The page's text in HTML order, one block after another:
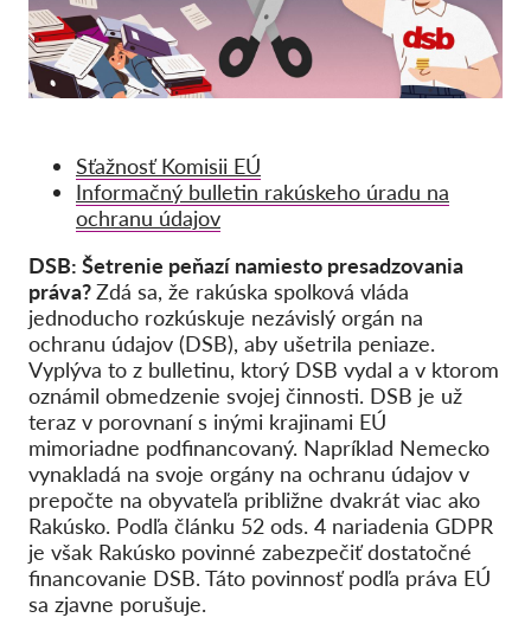
Sťažnosť Komisii EÚ
Informačný bulletin rakúskeho úradu na
ochranu údajov
DSB: Šetrenie peňazí namiesto presadzovania
práva?Zdá sa, že rakúska spolková vláda
jednoducho rozkúskuje nezávislý orgán na
ochranu údajov (DSB), aby ušetrila peniaze.
Vyplýva to z bulletinu, ktorý DSB vydal a v ktorom
oznámil obmedzenie svojej činnosti. DSB je už
teraz v porovnaní s inými krajinami EÚ
mimoriadne podfinancovaný. Napríklad Nemecko
vynakladá na svoje orgány na ochranu údajov v
prepočte na obyvateľa približne dvakrát viac ako
Rakúsko. Podľa článku 52 ods. 4 nariadenia GDPR
je však Rakúsko povinné zabezpečiť dostatočné
financovanie DSB. Táto povinnosť podľa práva EÚ
sa zjavne porušuje.